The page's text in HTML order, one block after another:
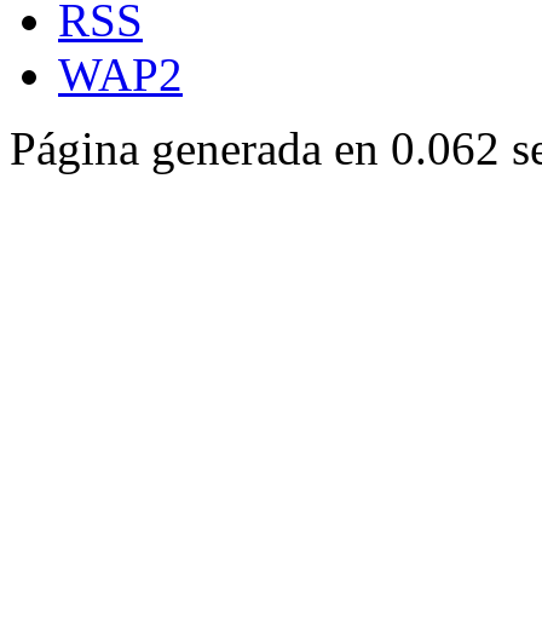
RSS
WAP2
Página generada en 0.062